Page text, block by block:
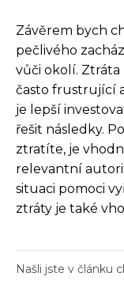
Závěrem bych
pečlivého
vůči okolí.
často frustrující
je lepší
řešit následky.
ztratíte, je
relevantní
situaci pomoci
ztráty je také
Našli jste v článku